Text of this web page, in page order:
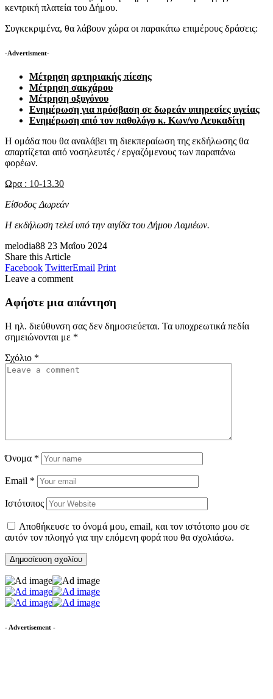
κεντρική πλατεία του Δήμου.
Συγκεκριμένα, θα λάβουν χώρα οι παρακάτω επιμέρους δράσεις:
-Advertisment-
Μέτρηση αρτηριακής πίεσης
Μέτρηση σακχάρου
Μέτρηση οξυγόνου
Ενημέρωση για πρόσβαση σε δωρεάν υπηρεσίες υγείας
Ενημέρωση από τον παθολόγο κ. Κων/νο Λευκαδίτη
Η ομάδα που θα αναλάβει τη διεκπεραίωση της εκδήλωσης θα
απαρτίζεται από νοσηλευτές / εργαζόμενους των παραπάνω
φορέων.
Ωρα : 10-13.30
Είσοδος Δωρεάν
Η εκδήλωση τελεί υπό την αιγίδα του Δήμου Λαμιέων.
melodia88 23 Μαΐου 2024
Share this Article
Facebook TwitterEmail Print
Leave a comment
Αφήστε μια απάντηση
Η ηλ. διεύθυνση σας δεν δημοσιεύεται. Τα υποχρεωτικά πεδία
σημειώνονται με *
Σχόλιο *
Όνομα *
Email *
Ιστότοπος
Αποθήκευσε το όνομά μου, email, και τον ιστότοπο μου σε
αυτόν τον πλοηγό για την επόμενη φορά που θα σχολιάσω.
- Advertisement -